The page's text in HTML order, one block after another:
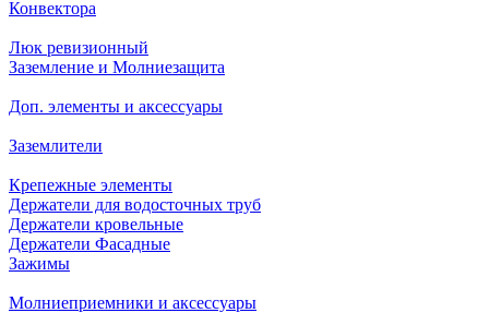
Конвектора
Люк ревизионный
Заземление и Молниезащита
Доп. элементы и аксессуары
Заземлители
Крепежные элементы
Держатели для водосточных труб
Держатели кровельные
Держатели Фасадные
Зажимы
Молниеприемники и аксессуары